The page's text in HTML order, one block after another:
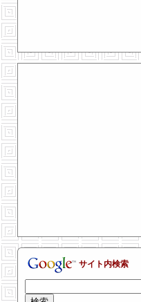
サイト内検索